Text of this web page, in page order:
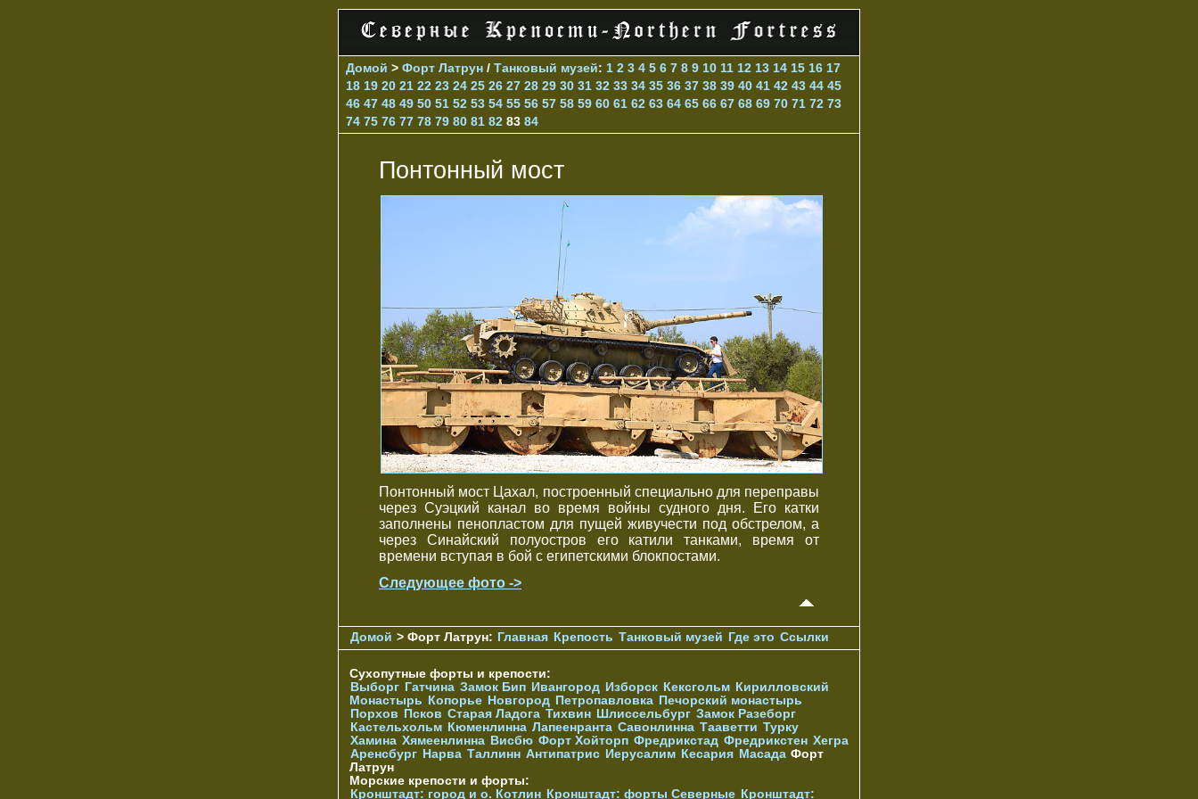
Домой > Форт Латрун / Танковый музей: 1 2 3 4 5 6 7 8 9 10 11 12 13 14 15 16 17
18 19 20 21 22 23 24 25 26 27 28 29 30 31 32 33 34 35 36 37 38 39 40 41 42 43 44 45
46 47 48 49 50 51 52 53 54 55 56 57 58 59 60 61 62 63 64 65 66 67 68 69 70 71 72 73
74 75 76 77 78 79 80 81 82 83 84
Понтонный мост
Понтонный мост Цахал, построенный специально для переправы
через Суэцкий канал во время войны судного дня. Его катки
заполнены пенопластом для пущей живучести под обстрелом, а
через Синайский полуостров его катили танками, время от
времени вступая в бой с египетскими блокпостами.
Следующее фото ->
Домой > Форт Латрун: Главная Крепость Танковый музей Где это Ссылки
Сухопутные форты и крепости:
Выборг Гатчина Замок Бип Ивангород Изборск Кексгольм Кирилловский
Монастырь Копорье Новгород Петропавловка Печорcкий монастырь
Порхов Псков Старая Ладога Тихвин Шлиссельбург Замок Разеборг
Кастельхольм Кюменлинна Лапеенранта Савонлинна Тааветти Турку
Хамина Хямеенлинна Висбю Форт Хойторп Фредрикстад Фредрикстен Хегра
Аренсбург Нарва Таллинн Антипатрис Иерусалим Кесария Масада Форт
Латрун
Морские крепости и форты:
Кронштадт: город и о. Котлин Кронштадт: форты Северные Кронштадт: